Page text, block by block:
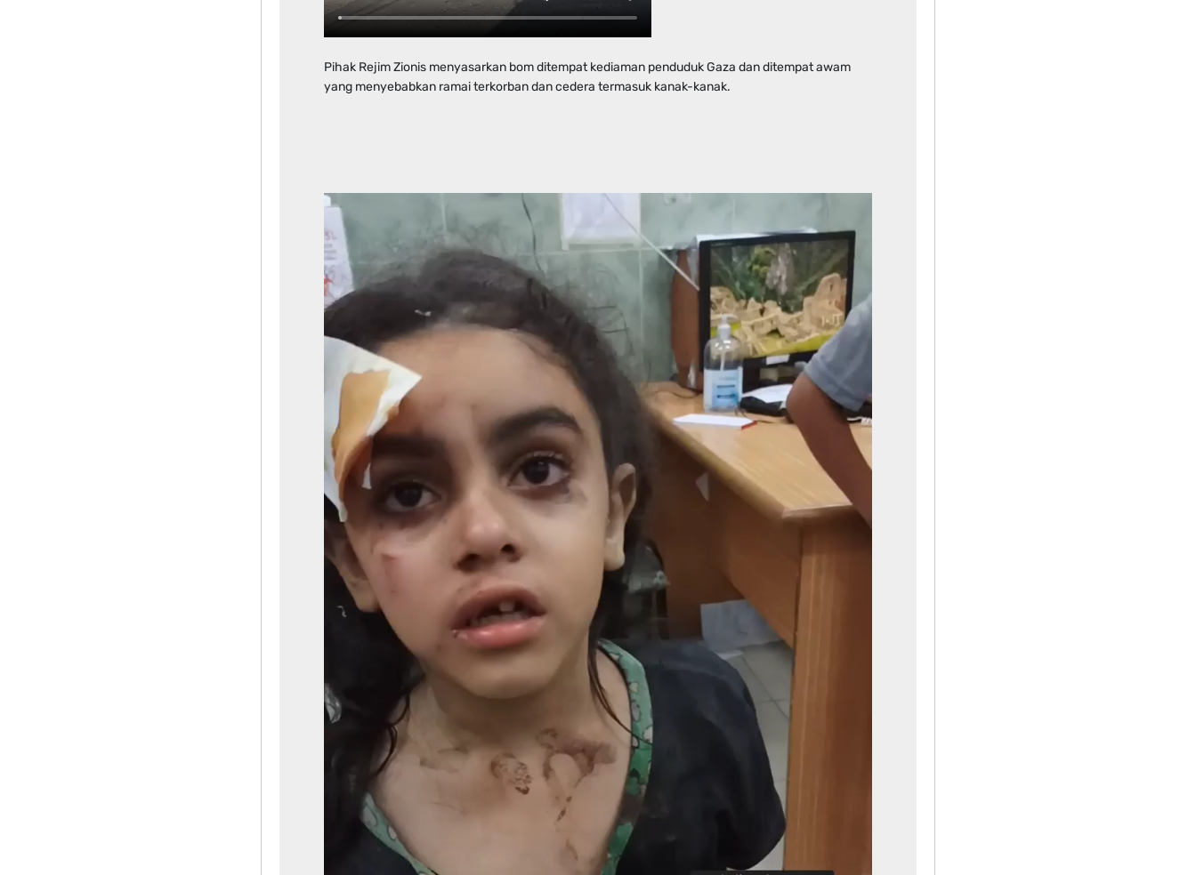
Pihak Rejim Zionis menyasarkan bom ditempat kediaman penduduk Gaza dan ditempat awam
yang menyebabkan ramai terkorban dan cedera termasuk kanak-kanak.